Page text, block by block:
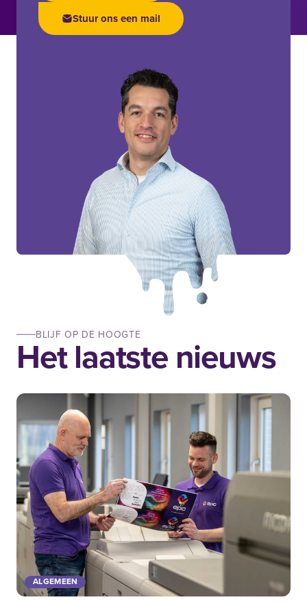
Stuur ons een mail
Het laatste nieuws
BLIJF OP DE HOOGTE
ALGEMEEN